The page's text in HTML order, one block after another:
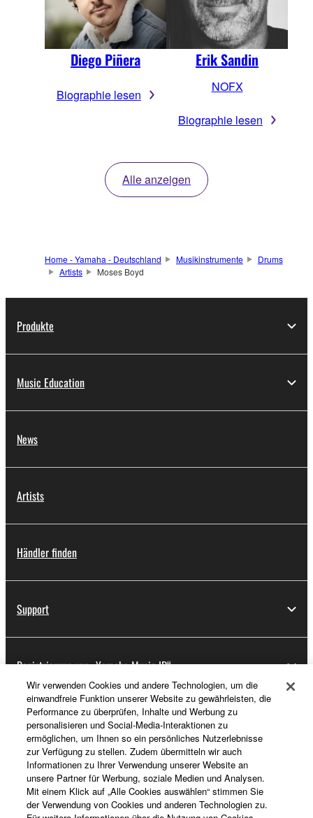
Diego Piñera
Biographie lesen
Erik Sandin
NOFX
Biographie lesen
Alle anzeigen
Home - Yamaha - Deutschland Musikinstrumente
Drums
Artists
Moses Boyd
Produkte
Music Education
News
Artists
Händler finden
Support
Registrierung von „Yamaha Music ID“
Über Yamaha
Deutschland - German
Business
Wir verwenden Cookies und andere Technologien, um die
einwandfreie Funktion unserer Website zu gewährleisten, die
Performance zu überprüfen, Inhalte und Werbung zu
personalisieren und Social-Media-Interaktionen zu
ermöglichen, um Ihnen so ein persönliches Nutzerlebnisse
zur Verfügung zu stellen. Zudem übermitteln wir auch
Informationen zu Ihrer Verwendung unserer Website an
unsere Partner für Werbung, soziale Medien und Analysen.
Mit einem Klick auf „Alle Cookies auswählen“ stimmen Sie
der Verwendung von Cookies und anderen Technologien zu.